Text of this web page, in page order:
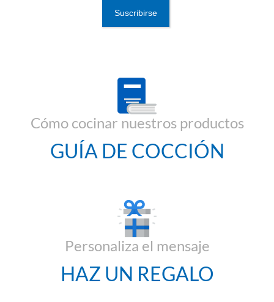
Cómo cocinar nuestros productos
GUÍA DE COCCIÓN
Personaliza el mensaje
HAZ UN REGALO